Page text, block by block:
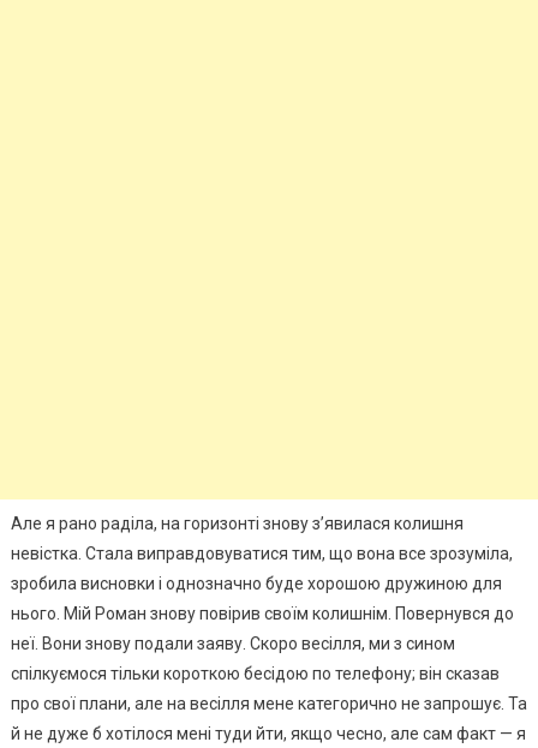
Але я рано раділа, на горизонті знову з’явилася колишня
невістка. Стала виправдовуватися тим, що вона все зрозуміла,
зробила висновки і однозначно буде хорошою дружиною для
нього. Мій Роман знову повірив своїм колишнім. Повернувся до
неї. Вони знову подали заяву. Скоро весілля, ми з сином
спілкуємося тільки короткою бесідою по телефону; він сказав
про свої плани, але на весілля мене категорично не запрошує. Та
й не дуже б хотілося мені туди йти, якщо чесно, але сам факт — я